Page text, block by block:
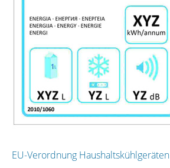
EU-Verordnung Haushaltskühlgeräten